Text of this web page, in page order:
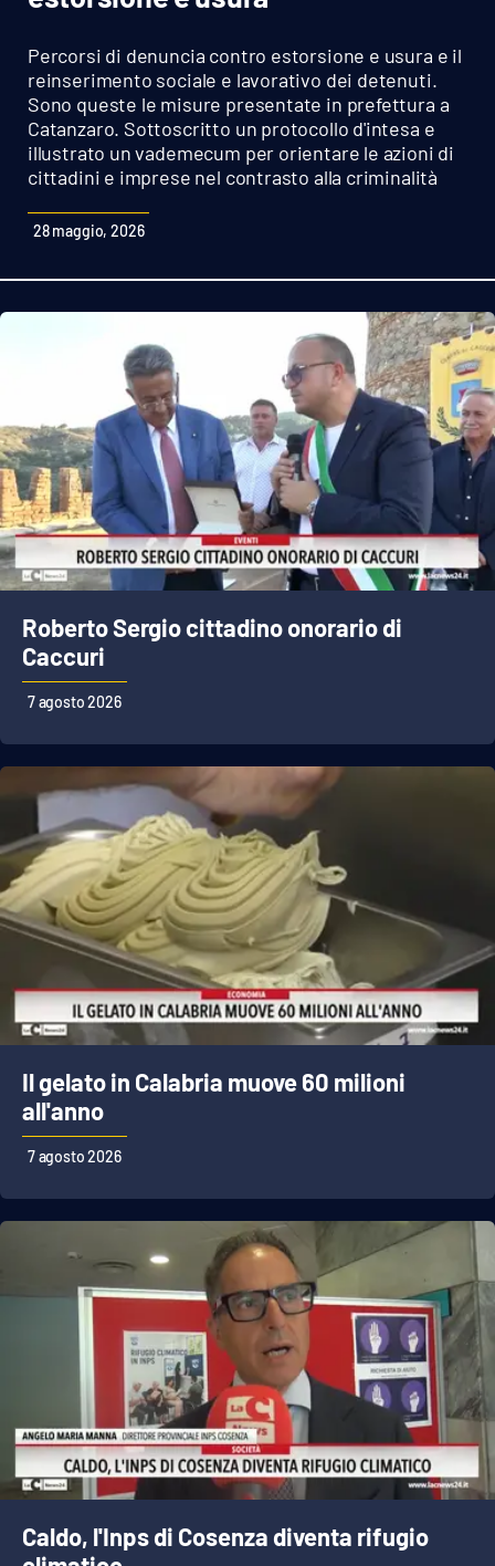
Sport
Cultura
Podcast
Meteo
Ambiente
Cronaca
Cultura
Politica
Sanità
Società
Sport
RUBRICHE
Good Morning Vietnam
Parchi Marini Calabria
Leggendo Alvaro insieme
Imprese Di Calabria
Venti di comunicazione
STREAMING
LaC TV
LaC Network
LaC OnAir
Percorsi di denuncia contro estorsione e usura e il
reinserimento sociale e lavorativo dei detenuti.
Sono queste le misure presentate in prefettura a
Catanzaro. Sottoscritto un protocollo d'intesa e
illustrato un vademecum per orientare le azioni di
cittadini e imprese nel contrasto alla criminalità
28 maggio, 2026
Roberto Sergio cittadino onorario di
Caccuri
7 agosto 2026
Il gelato in Calabria muove 60 milioni
all'anno
7 agosto 2026
Caldo, l'Inps di Cosenza diventa rifugio